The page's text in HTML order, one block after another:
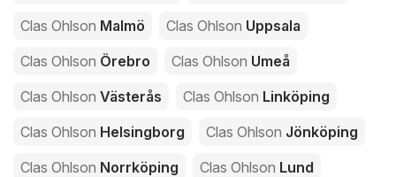
Clas Ohlson Malmö Clas Ohlson Uppsala
Clas Ohlson Örebro Clas Ohlson Umeå
Clas Ohlson Västerås Clas Ohlson Linköping
Clas Ohlson Helsingborg Clas Ohlson Jönköping
Clas Ohlson Norrköping Clas Ohlson Lund